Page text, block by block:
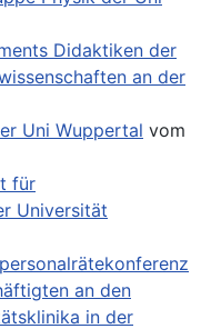
Didaktiken der
an der
Uni Wuppertal vom
für
Universität
an den
in der